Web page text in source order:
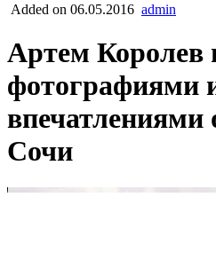
Added on 06.05.2016 admin
Артем Королев
фотографиями
впечатлениями
Сочи